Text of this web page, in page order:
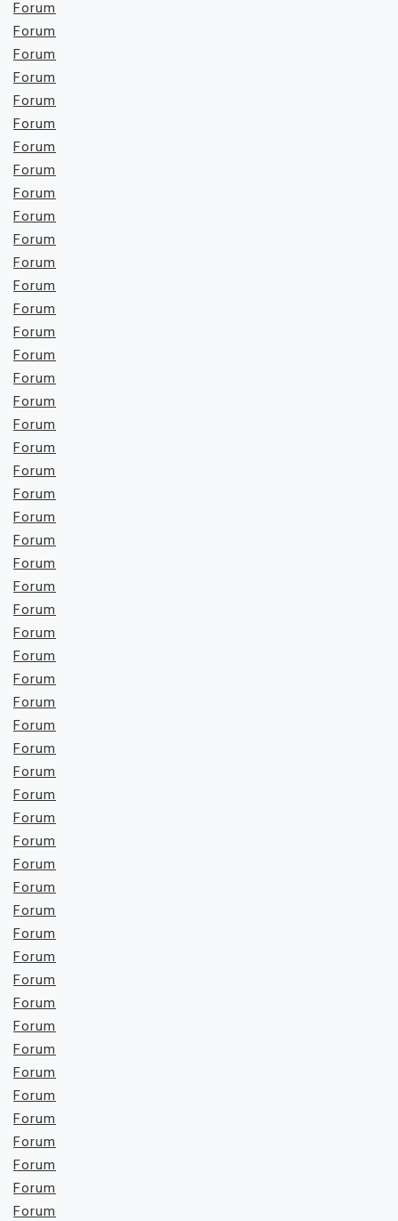
Forum
Forum
Forum
Forum
Forum
Forum
Forum
Forum
Forum
Forum
Forum
Forum
Forum
Forum
Forum
Forum
Forum
Forum
Forum
Forum
Forum
Forum
Forum
Forum
Forum
Forum
Forum
Forum
Forum
Forum
Forum
Forum
Forum
Forum
Forum
Forum
Forum
Forum
Forum
Forum
Forum
Forum
Forum
Forum
Forum
Forum
Forum
Forum
Forum
Forum
Forum
Forum
Forum